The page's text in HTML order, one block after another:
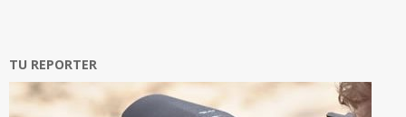
TU REPORTER